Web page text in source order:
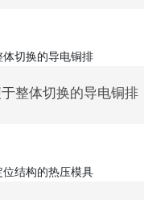
整体切换的导电铜排